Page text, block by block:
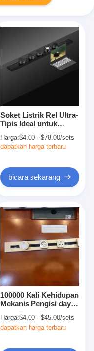
Soket Listrik Rel Ultra-
Tipis Ideal untuk
WIFI NO
1500mm*80mm*21.6mm
Harga:$4.00 - $78.00/sets
dapatkan harga terbaru
bicara sekarang
100000 Kali Kehidupan
Mekanis Pengisi daya
Box untuk Konferensi
Data Tabletop
Harga:$4.00 - $45.00/sets
dapatkan harga terbaru